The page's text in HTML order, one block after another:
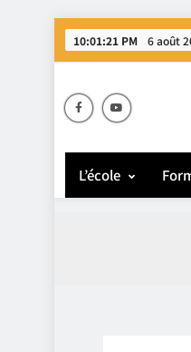
10:01:22 PM 6 août
L’école